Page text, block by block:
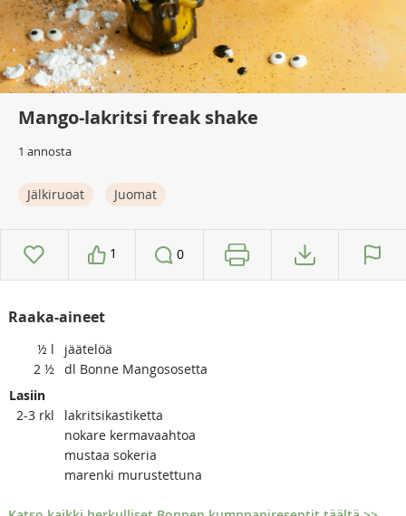
Mango-lakritsi freak shake
1 annosta
Jälkiruoat Juomat
1 0
Raaka-aineet
½ l
jäätelöä
2 ½ dl Bonne Mangososetta
Lasiin
2-3 rkl
lakritsikastiketta
nokare kermavaahtoa
mustaa sokeria
marenki murustettuna